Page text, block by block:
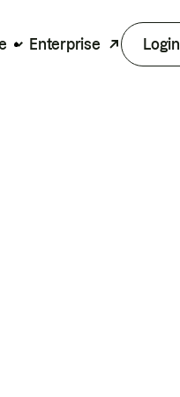
Enterprise Login